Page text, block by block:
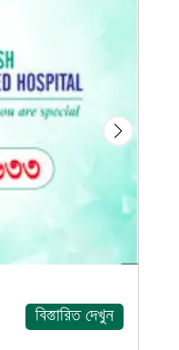
বিস্তারিত দেখুন